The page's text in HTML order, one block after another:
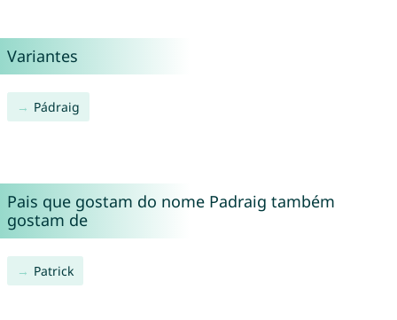
Variantes
Pádraig
Pais que gostam do nome Padraig também
gostam de
Patrick